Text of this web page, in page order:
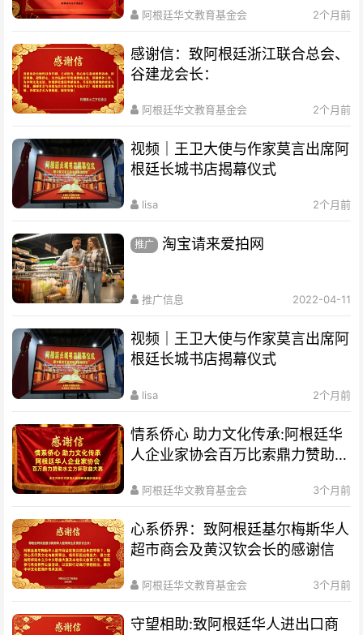
阿根廷华文教育基金会 2个月前
感谢信：致阿根廷浙江联合总会、
谷建龙会长：
阿根廷华文教育基金会 2个月前
视频｜王卫大使与作家莫言出席阿
根廷长城书店揭幕仪式
lisa 2个月前
推广 淘宝请来爱拍网
推广信息 2022-04-11
视频｜王卫大使与作家莫言出席阿
根廷长城书店揭幕仪式
lisa 2个月前
情系侨心 助力文化传承:阿根廷华
人企业家协会百万比索鼎力赞助水
阿根廷华文教育基金会 3个月前
心系侨界​：致阿根廷基尔梅斯华人
超市商会及黄汉钦会长的感谢信
阿根廷华文教育基金会 3个月前
守望相助:致阿根廷华人进出口商